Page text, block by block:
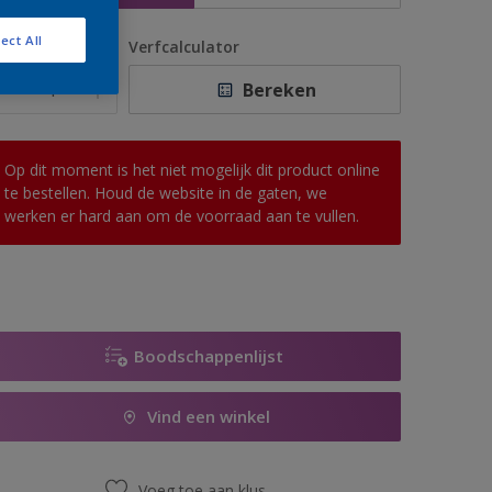
Verfcalculator
Bereken
Op dit moment is het niet mogelijk dit product online
te bestellen. Houd de website in de gaten, we
werken er hard aan om de voorraad aan te vullen.
Boodschappenlijst
Vind een winkel
All